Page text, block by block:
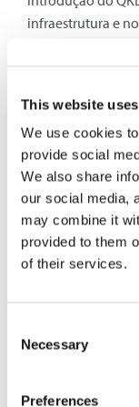
This website
We use cookies
provide social
We also share
our social media,
may combine it
provided to them
of their services.
Selection
Necessary
Preferences
infraestrutura e
Os componentes
link QKD que os
Clássico e um
troca de dados